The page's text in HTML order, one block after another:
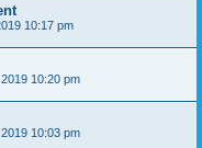
10:17 pm
10:20 pm
10:03 pm